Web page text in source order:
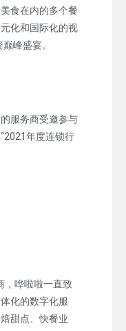
食在内的多个餐
化和国际化的视
峰盛宴。
服务商受邀参与
年度连锁行
，哗啦啦一直致
化的数字化服
甜点、快餐业